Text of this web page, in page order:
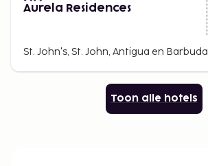
Aurela Residences
St. John's, St. John, Antigua en Barbuda
Toon alle hotels